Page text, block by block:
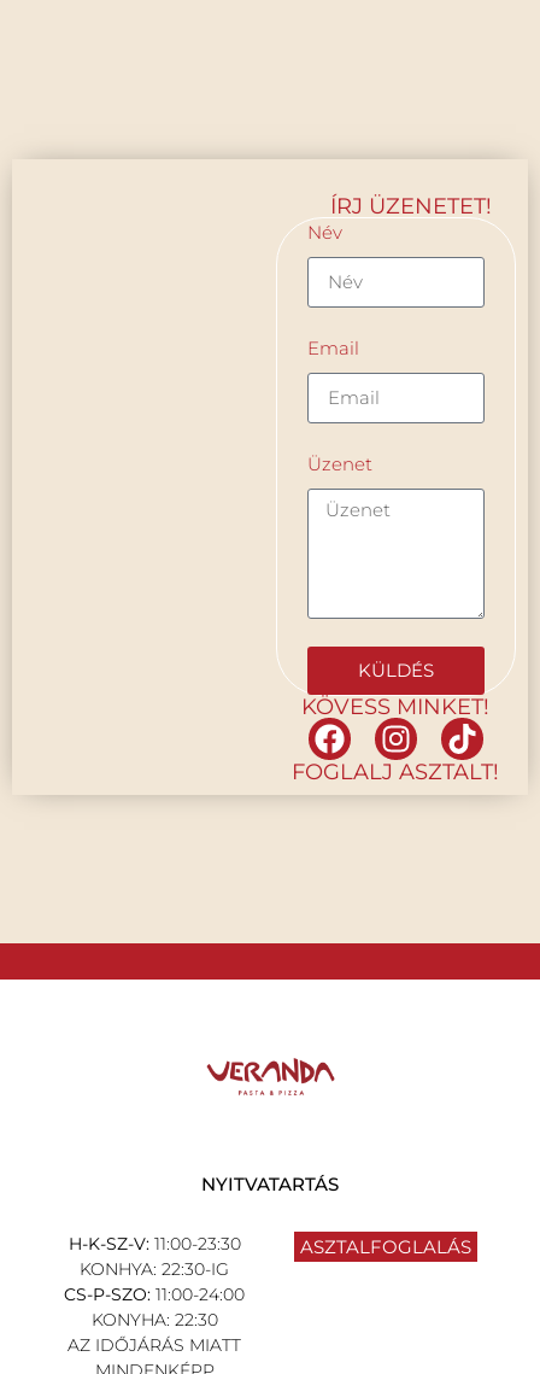
ÍRJ ÜZENETET!
Név
Email
Üzenet
KÜLDÉS
KÖVESS MINKET!
FOGLALJ ASZTALT!
NYITVATARTÁS
H-K-SZ-V: 11:00-23:30
KONHYA: 22:30-IG
CS-P-SZO: 11:00-24:00
KONYHA: 22:30
AZ IDŐJÁRÁS MIATT
ASZTALFOGLALÁS